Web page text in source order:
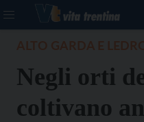
Negli orti
coltivano